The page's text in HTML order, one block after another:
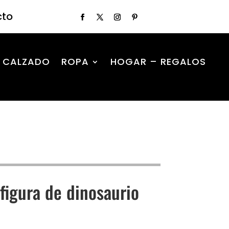
CALZADO ROPA HOGAR – REGALOS
de dinosaurio